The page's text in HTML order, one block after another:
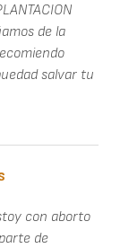
de la
salvar tu
con aborto
de